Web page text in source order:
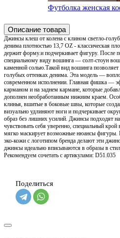
Футболка женская
Описание товара
Джинсы клеш от колена с клином светло-
денима плотностью 13,7 OZ - классическая
держит форму.и подчеркивает фигуру. После
специальному виду вошинга — солт-стоун
каменной солью.Такой вид вошинга позволяет
голубых оттенках денима. Эта модель —
современном исполнении. Главная фишка —
карманом и на заднем кармане, которые
дополнен необработанным нижним краем.
клинья, вшитые в боковые швы, которые
визуально удлиняют ноги и подчеркивает
образ без лишних усилий. Джинсы подходят
чувствовать себя уверенно, специальный
мягко маскирует возможные нюансы фигуры.
эко-кожи с логотипом бренда делают эти
джинсы идеально вписываются в образы в
Рекомендуем сочетать с артикулами: D51.035
Поделиться